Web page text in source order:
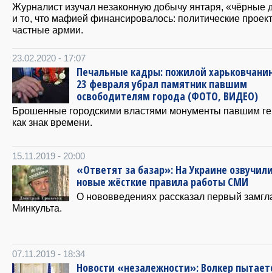
Журналист изучал незаконную добычу янтаря, «чёрные
и то, что мафией финансировалось: политические
частные армии.
23.02.2020 - 17:07
Печальные кадры: пожилой
23 февраля убрал памятник павшим
освободителям города (ФОТО, ВИДЕО)
Брошенные городскими властями монументы павшим
как знак времени.
15.11.2019 - 20:00
«Ответят за базар»: На Украине
новые жёсткие правила работы СМИ
О нововведениях рассказал первый
Минкульта.
07.11.2019 - 18:34
Новости «незалежности»: Волкер